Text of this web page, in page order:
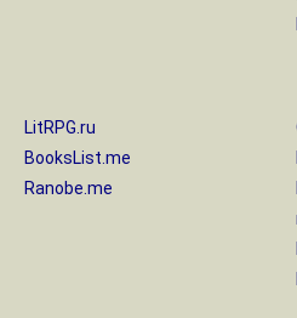
LitRPG.ru
BooksList.me
Ranobe.me